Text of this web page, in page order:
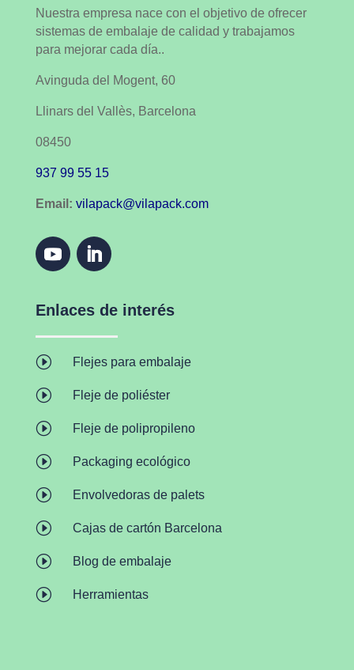
Nuestra empresa nace con el objetivo de ofrecer
sistemas de embalaje de calidad y trabajamos
para mejorar cada día..
Avinguda del Mogent, 60
Llinars del Vallès, Barcelona
08450
937 99 55 15
Email: vilapack@vilapack.com
Enlaces de interés
I Flejes para embalaje
I Fleje de poliéster
I Fleje de polipropileno
I Packaging ecológico
I Envolvedoras de palets
I Cajas de cartón Barcelona
I Blog de embalaje
I Herramientas